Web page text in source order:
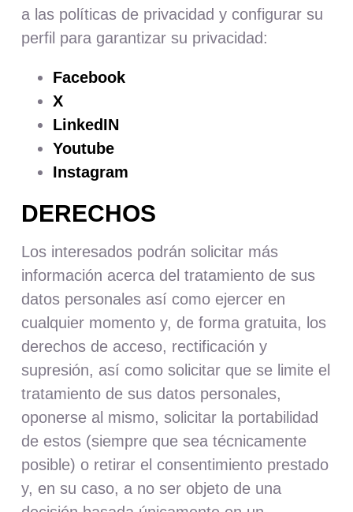
a las políticas de privacidad y configurar su
perfil para garantizar su privacidad:
Facebook
X
LinkedIN
Youtube
Instagram
DERECHOS
Los interesados podrán solicitar más
información acerca del tratamiento de sus
datos personales así como ejercer en
cualquier momento y, de forma gratuita, los
derechos de acceso, rectificación y
supresión, así como solicitar que se limite el
tratamiento de sus datos personales,
oponerse al mismo, solicitar la portabilidad
de estos (siempre que sea técnicamente
posible) o retirar el consentimiento prestado
y, en su caso, a no ser objeto de una